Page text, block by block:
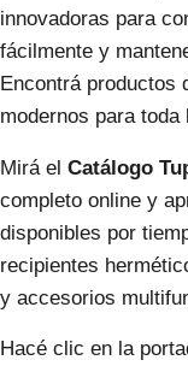
innovadoras para
fácilmente y
Encontrá productos
modernos para toda
Mirá el Catálogo
completo online y
disponibles por
recipientes
y accesorios
Hacé clic en la